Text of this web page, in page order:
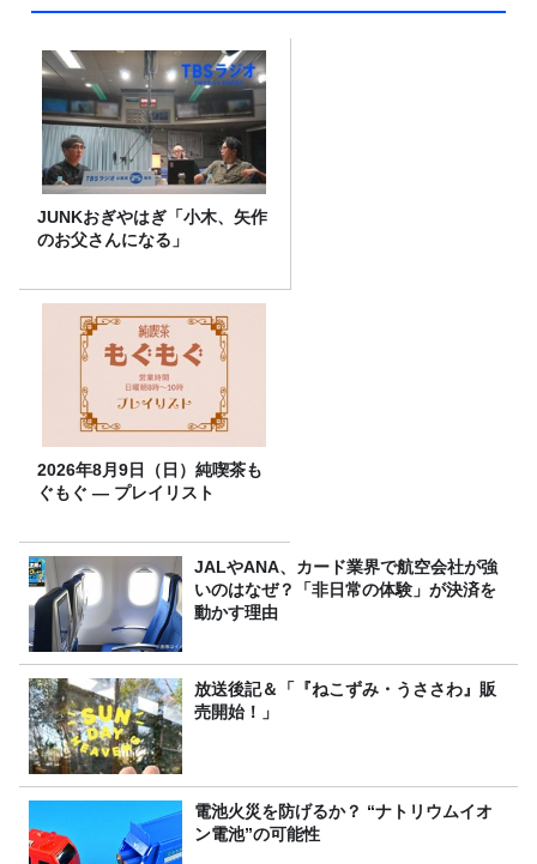
JUNKおぎやはぎ「小木、矢作
のお父さんになる」
2026年8月9日（日）純喫茶も
ぐもぐ ― プレイリスト
JALやANA、カード業界で航空会社が強
いのはなぜ？「非日常の体験」が決済を
動かす理由
放送後記＆「『ねこずみ・うささわ』販
売開始！」
電池火災を防げるか？ “ナトリウムイオ
ン電池”の可能性